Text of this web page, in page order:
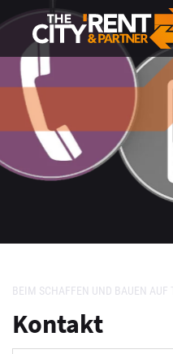
BEIM SCHAFFEN UND BAUEN AUF
Kontakt
Cookie-Einstellungen